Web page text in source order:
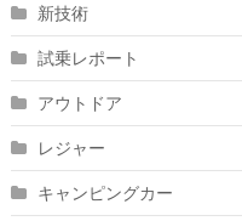
新技術
試乗レポート
アウトドア
レジャー
キャンピングカー